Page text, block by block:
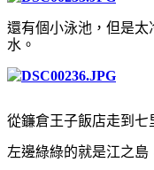
還有個小泳池，但是
水。
從鐮倉王子飯店走到七
左邊綠綠的就是江之島